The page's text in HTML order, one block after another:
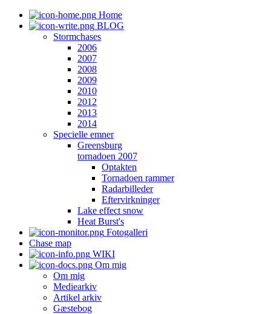
Home
BLOG
Stormchases
2006
2007
2008
2009
2010
2012
2013
2014
Specielle emner
Greensburg
tornadoen 2007
Optakten
Tornadoen rammer
Radarbilleder
Eftervirkninger
Lake effect snow
Heat Burst's
Fotogalleri
Chase map
WIKI
Om mig
Om mig
Mediearkiv
Artikel arkiv
Gæstebog